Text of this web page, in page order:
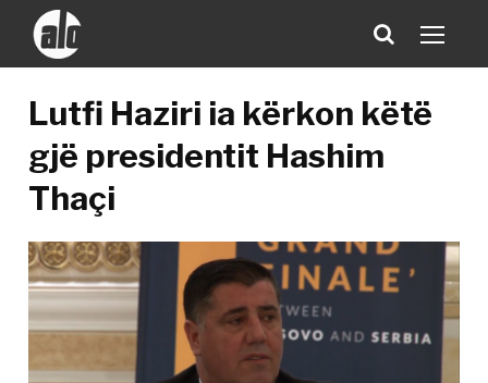
Lutfi Haziri ia kërkon këtë
gjë presidentit Hashim
Thaçi